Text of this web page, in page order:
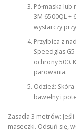
Półmaska lub
3M 6500QL +
wystarczy
Przyłbica z
Speedglas
ochrony 500.
parowania.
Odzież:
bawełny i
Zasada 3 metrów:
maseczki. Odsuń się,